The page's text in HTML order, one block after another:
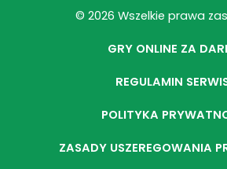
© 2026 Wszelkie prawa
GRY ONLINE ZA
REGULAMIN
POLITYKA
ZASADY USZEREGOWANIA